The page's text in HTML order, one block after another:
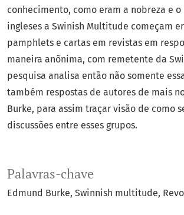
Palavras-chave
Edmund Burke Swinnish multitude
conhecimento, como eram a nobreza e
ingleses a Swinish Multitude começam
pamphlets e cartas em revistas em
maneira anônima, com remetente da
pesquisa analisa então não somente
também respostas de autores de mais
Burke, para assim traçar visão de como
discussões entre esses grupos.